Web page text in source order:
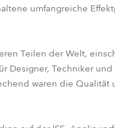
umfangreiche
Teilen der Welt,
Designer, Techniker
waren die Qualität